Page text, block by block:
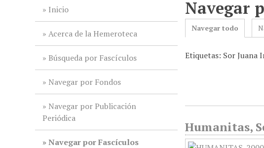
Inicio
Acerca de la Hemeroteca
Búsqueda por Fascículos
Navegar por Fondos
Navegar por Publicación
Periódica
Navegar por Fascículos
Navegar
Navegar todo
Etiquetas: Sor Juana
Humanitas,